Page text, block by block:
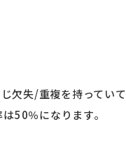
欠失/重複を持っていて
50％になります。